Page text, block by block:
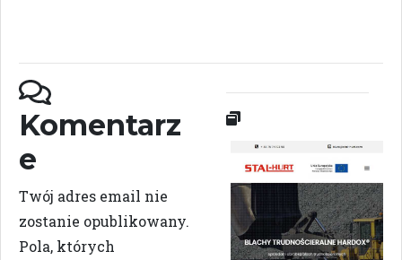
Komentarz
e
Twój adres email nie
zostanie opublikowany.
Pola, których